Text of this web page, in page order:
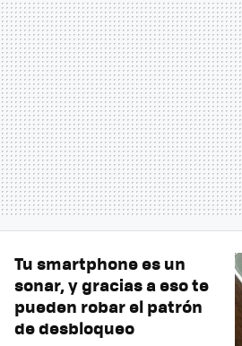
Tu smartphone es un
sonar, y gracias a eso te
pueden robar el patrón
de desbloqueo